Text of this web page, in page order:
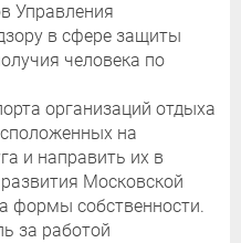
Управления
в сфере защиты
человека по
организаций отдыха
на
и направить их в
Московской
формы собственности.
за работой